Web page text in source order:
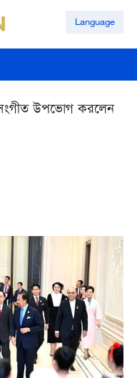
Language
উপভোগ করলেন